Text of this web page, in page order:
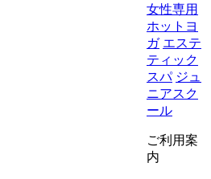
女性専用
ホットヨ
ガ エステ
ティック
スパ ジュ
ニアスク
ール
ご利用案
内